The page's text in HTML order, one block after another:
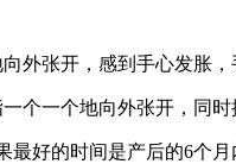
外张开，感到手心发胀
个一个地向外张开，同
最好的时间是产后的6个月